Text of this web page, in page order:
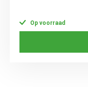
Op voorraad